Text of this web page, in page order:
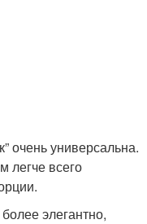
очень универсальна.
легче всего
элегантно,